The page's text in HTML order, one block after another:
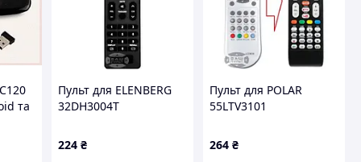
та
Пульт для ELENBERG
32DH3004T
224 ₴
Пульт для POLAR
55LTV3101
264 ₴